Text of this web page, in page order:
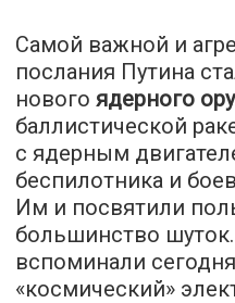
Самой важной и
послания Путина
нового ядерного
баллистической
с ядерным
беспилотника и
Им и посвятили
большинство
вспоминали
«космический»